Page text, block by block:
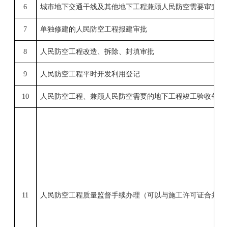
6 城市地下交通干线及其他地下工程兼顾人民防空需要审查
7 单独修建的人民防空工程报建审批
8 人民防空工程改造、拆除、封填审批
9 人民防空工程平时开发利用登记
10 人民防空工程、兼顾人民防空需要的地下工程竣工验收备
11 人民防空工程质量监督手续办理（可以与施工许可证合并办